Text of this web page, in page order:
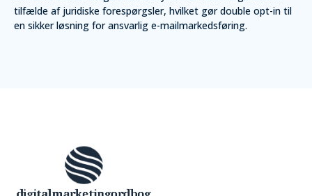
tilfælde af juridiske forespørgsler, hvilket gør double opt-in til
en sikker løsning for ansvarlig e-mailmarkedsføring.